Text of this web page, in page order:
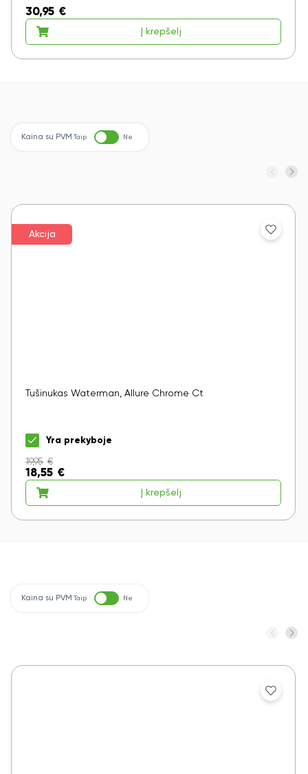
30,95 €
Į krepšelį
Kaina su PVM Taip Ne
Akcija
Tušinukas Waterman, Allure Chrome Ct
Yra prekyboje
19,95 €
18,55 €
Į krepšelį
Kaina su PVM Taip Ne
Taip